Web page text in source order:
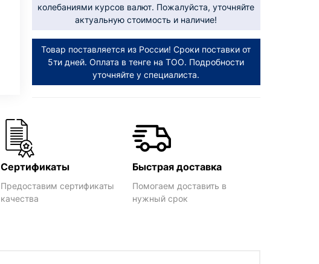
колебаниями курсов валют. Пожалуйста, уточняйте
актуальную стоимость и наличие!
Товар поставляется из России! Сроки поставки от
5ти дней. Оплата в тенге на ТОО. Подробности
уточняйте у специалиста.
Сертификаты
Предоставим сертификаты
качества
Быстрая доставка
Помогаем доставить в
нужный срок